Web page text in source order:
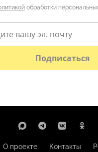
обработки
Подписаться
О проекте Контакты